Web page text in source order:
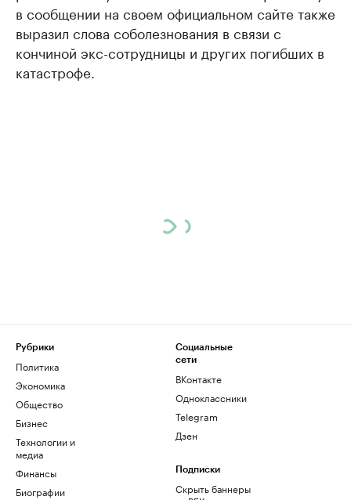
в сообщении на своем официальном сайте также
выразил слова соболезнования в связи с
кончиной экс-сотрудницы и других погибших в
катастрофе.
Рубрики
Политика
Экономика
Общество
Бизнес
Технологии и
медиа
Финансы
Биографии
Социальные
сети
ВКонтакте
Одноклассники
Telegram
Дзен
Подписки
Скрыть баннеры